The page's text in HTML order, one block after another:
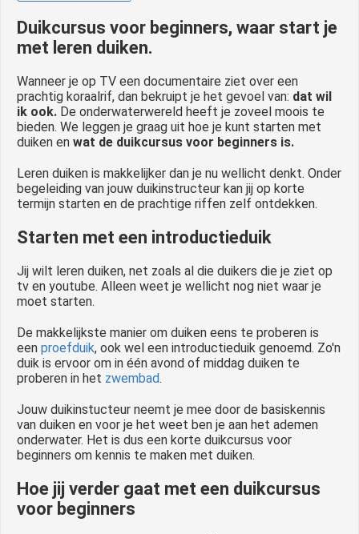
Duikcursus voor beginners, waar start je
met leren duiken.
Wanneer je op TV een documentaire ziet over een
prachtig koraalrif, dan bekruipt je het gevoel van: dat wil
ik ook. De onderwaterwereld heeft je zoveel moois te
bieden. We leggen je graag uit hoe je kunt starten met
duiken en wat de duikcursus voor beginners is.
Leren duiken is makkelijker dan je nu wellicht denkt. Onder
begeleiding van jouw duikinstructeur kan jij op korte
termijn starten en de prachtige riffen zelf ontdekken.
Starten met een introductieduik
Jij wilt leren duiken, net zoals al die duikers die je ziet op
tv en youtube. Alleen weet je wellicht nog niet waar je
moet starten.
De makkelijkste manier om duiken eens te proberen is
een proefduik, ook wel een introductieduik genoemd. Zo'n
duik is ervoor om in één avond of middag duiken te
proberen in het zwembad.
Jouw duikinstucteur neemt je mee door de basiskennis
van duiken en voor je het weet ben je aan het ademen
onderwater. Het is dus een korte duikcursus voor
beginners om kennis te maken met duiken.
Hoe jij verder gaat met een duikcursus
voor beginners